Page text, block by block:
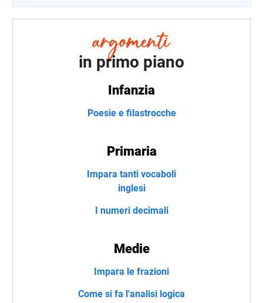
in primo piano
Infanzia
Poesie e filastrocche
Primaria
Impara tanti vocaboli
inglesi
I numeri decimali
Medie
Impara le frazioni
Come si fa l'analisi logica